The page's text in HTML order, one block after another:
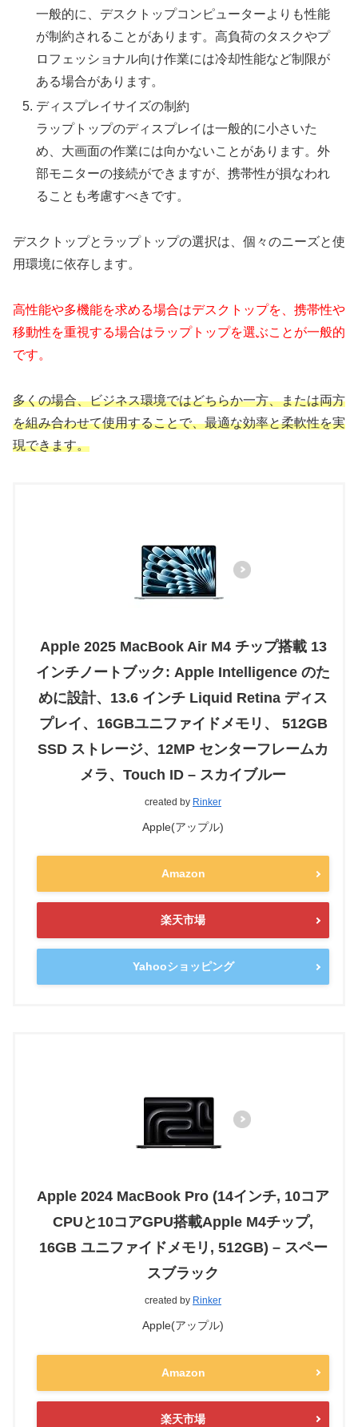
一般的に、デスクトップコンピューターよりも性能
が制約されることがあります。高負荷のタスクやプ
ロフェッショナル向け作業には冷却性能など制限が
ある場合があります。
ディスプレイサイズの制約
ラップトップのディスプレイは一般的に小さいた
め、大画面の作業には向かないことがあります。外
部モニターの接続ができますが、携帯性が損なわれ
ることも考慮すべきです。
デスクトップとラップトップの選択は、個々のニーズと使
用環境に依存します。
高性能や多機能を求める場合はデスクトップを、携帯性や
移動性を重視する場合はラップトップを選ぶことが一般的
です。
多くの場合、ビジネス環境ではどちらか一方、または両方
を組み合わせて使用することで、最適な効率と柔軟性を実
現できます。
Apple 2025 MacBook Air M4 チップ搭載 13
インチノートブック: Apple Intelligence のた
めに設計、13.6 インチ Liquid Retina ディス
プレイ、16GBユニファイドメモリ、 512GB
SSD ストレージ、12MP センターフレームカ
メラ、Touch ID – スカイブルー
created by Rinker
Apple(アップル)
Amazon
楽天市場
Yahooショッピング
Apple 2024 MacBook Pro (14インチ, 10コア
CPUと10コアGPU搭載Apple M4チップ,
16GB ユニファイドメモリ, 512GB) – スペー
スブラック
created by Rinker
Apple(アップル)
Amazon
楽天市場